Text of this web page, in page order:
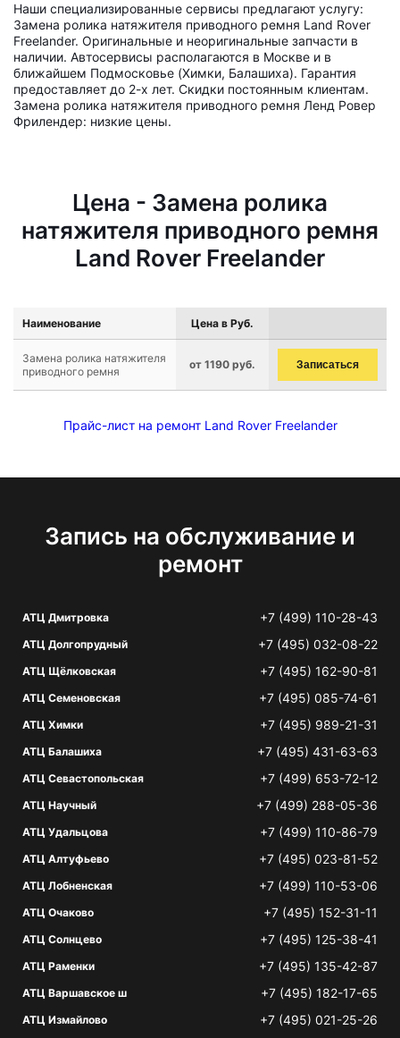
Наши специализированные сервисы предлагают услугу:
Замена ролика натяжителя приводного ремня Land Rover
Freelander. Оригинальные и неоригинальные запчасти в
наличии. Автосервисы располагаются в Москве и в
ближайшем Подмосковье (Химки, Балашиха). Гарантия
предоставляет до 2-х лет. Скидки постоянным клиентам.
Замена ролика натяжителя приводного ремня Ленд Ровер
Фрилендер: низкие цены.
Цена - Замена ролика
натяжителя приводного ремня
Land Rover Freelander
Наименование Цена в Руб.
Замена ролика натяжителя
приводного ремня
от 1190 руб. Записаться
Прайс-лист на ремонт Land Rover Freelander
Запись на обслуживание и
ремонт
АТЦ Дмитровка +7 (499) 110-28-43
АТЦ Долгопрудный +7 (495) 032-08-22
АТЦ Щёлковская +7 (495) 162-90-81
АТЦ Семеновская +7 (495) 085-74-61
АТЦ Химки +7 (495) 989-21-31
АТЦ Балашиха +7 (495) 431-63-63
АТЦ Севастопольская +7 (499) 653-72-12
АТЦ Научный +7 (499) 288-05-36
АТЦ Удальцова +7 (499) 110-86-79
АТЦ Алтуфьево +7 (495) 023-81-52
АТЦ Лобненская +7 (499) 110-53-06
АТЦ Очаково +7 (495) 152-31-11
АТЦ Солнцево +7 (495) 125-38-41
АТЦ Раменки +7 (495) 135-42-87
АТЦ Варшавское ш +7 (495) 182-17-65
АТЦ Измайлово +7 (495) 021-25-26